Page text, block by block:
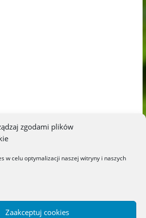
zgodami plików
w celu optymalizacji naszej witryny i naszych
Zaakceptuj cookies